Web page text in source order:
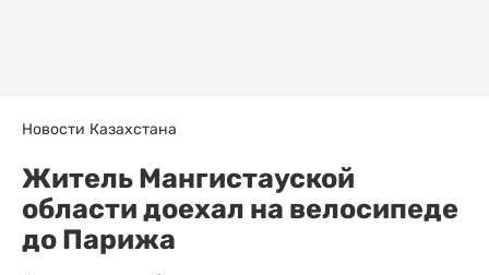
Новости Казахстана
Житель Мангистауской
области доехал на велосипеде
до Парижа